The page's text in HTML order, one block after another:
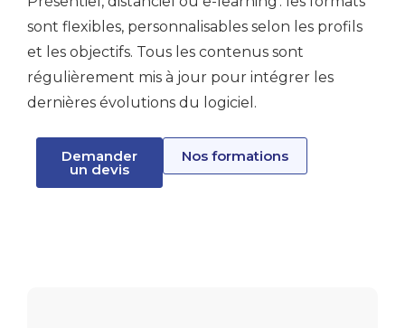
sont flexibles, personnalisables selon les profils
et les objectifs. Tous les contenus sont
régulièrement mis à jour pour intégrer les
dernières évolutions du logiciel.
Demander
un devis
Nos formations